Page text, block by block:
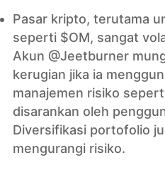
Pasar kripto, terutama
seperti $OM, sangat
Akun @Jeetburner
kerugian jika ia
manajemen risiko
disarankan oleh
Diversifikasi portofolio
mengurangi risiko.